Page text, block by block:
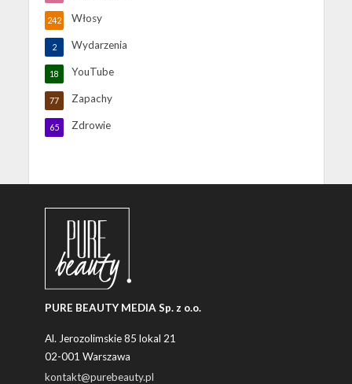
Włosy
242
Wydarzenia
2
YouTube
18
Zapachy
77
Zdrowie
65
PURE BEAUTY MEDIA Sp. z o.o.
Al. Jerozolimskie 85 lokal 21
02-001 Warszawa
kontakt@purebeauty.pl